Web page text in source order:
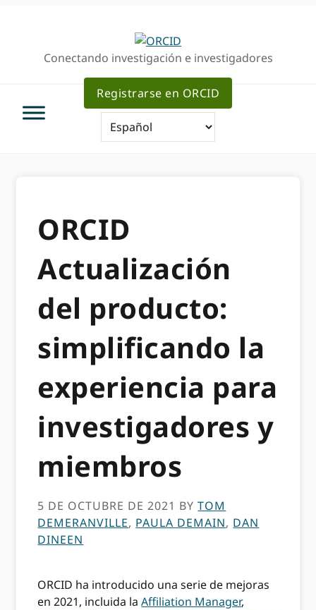
navegación
principalConectando investigación e investigadores
Registrarse en ORCID
ORCID
Actualización
del producto:
simplificando la
experiencia para
investigadores y
miembros
5 DE OCTUBRE DE 2021 BYTOM
DEMERANVILLE, PAULA DEMAIN, DAN
DINEEN
ORCID ha introducido una serie de mejoras
en 2021, incluida laAffiliation Manager,